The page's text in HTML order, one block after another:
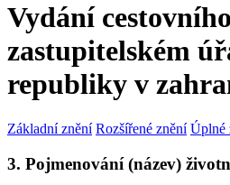
Vydání
zastupitelském
republiky v
Základní znění Rozšířené znění Úplné
3. Pojmenování (název)